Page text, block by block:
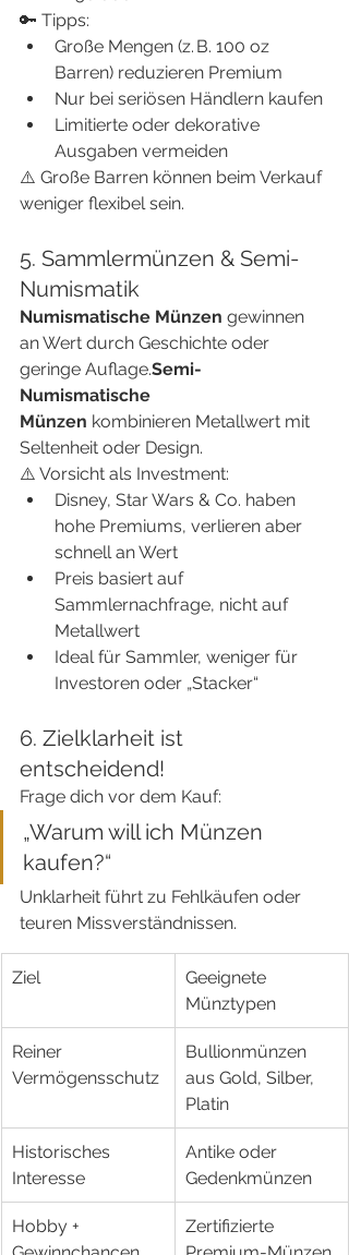
🔑 Tipps:
Große Mengen (z. B. 100 oz
Barren) reduzieren Premium
Nur bei seriösen Händlern kaufen
Limitierte oder dekorative
Ausgaben vermeiden
⚠️ Große Barren können beim Verkauf
weniger flexibel sein.
5. Sammlermünzen & Semi-
Numismatik
Numismatische Münzen gewinnen
an Wert durch Geschichte oder
geringe Auflage.Semi-
Numismatische
Münzen kombinieren Metallwert mit
Seltenheit oder Design.
⚠️ Vorsicht als Investment:
Disney, Star Wars & Co. haben
hohe Premiums, verlieren aber
schnell an Wert
Preis basiert auf
Sammlernachfrage, nicht auf
Metallwert
Ideal für Sammler, weniger für
Investoren oder „Stacker“
6. Zielklarheit ist
entscheidend!
Frage dich vor dem Kauf:
„Warum will ich Münzen
kaufen?“
Unklarheit führt zu Fehlkäufen oder
teuren Missverständnissen.
Ziel
Geeignete
Münztypen
Reiner
Vermögensschutz
Bullionmünzen
aus Gold, Silber,
Platin
Historisches
Interesse
Antike oder
Gedenkmünzen
Hobby +
Zertifizierte